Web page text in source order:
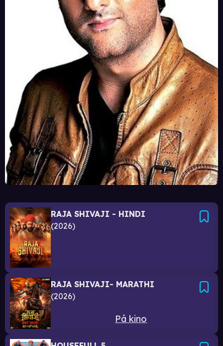
RAJA SHIVAJI - HINDI
2026
RAJA SHIVAJI- MARATHI
2026
På kino